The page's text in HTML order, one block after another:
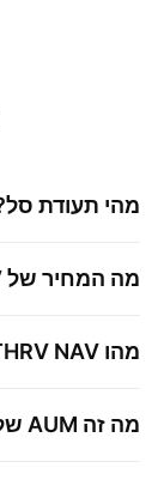
מהי תעודת
מה המחיר של
מהו NAV?
מה זה AUM של